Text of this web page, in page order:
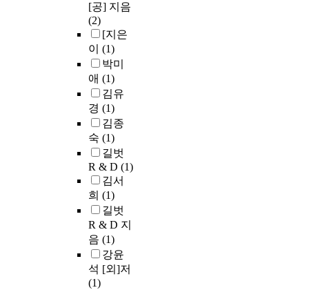
[공] 지음
(2)
[지은
이 (1)
박미
애 (1)
김유
경 (1)
김종
숙 (1)
길벗
R & D (1)
김서
희 (1)
길벗
R & D 지
음 (1)
강윤
석 [외]저
(1)